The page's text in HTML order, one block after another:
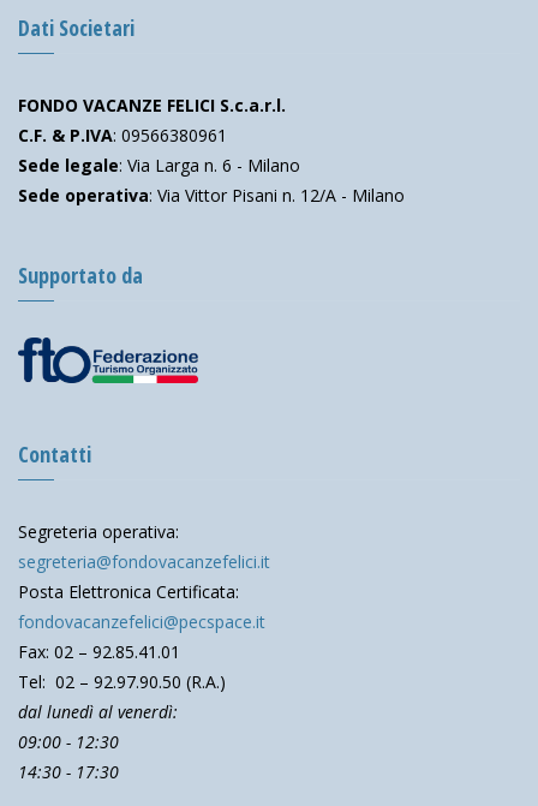
Dati Societari
FONDO VACANZE FELICI S.c.a.r.l.
C.F. & P.IVA: 09566380961
Sede legale: Via Larga n. 6 - Milano
Sede operativa: Via Vittor Pisani n. 12/A - Milano
Supportato da
Contatti
Segreteria operativa:
segreteria@fondovacanzefelici.it
Posta Elettronica Certificata:
fondovacanzefelici@pecspace.it
Fax: 02 – 92.85.41.01
Tel: 02 – 92.97.90.50 (R.A.)
dal lunedì al venerdì:
09:00 - 12:30
14:30 - 17:30